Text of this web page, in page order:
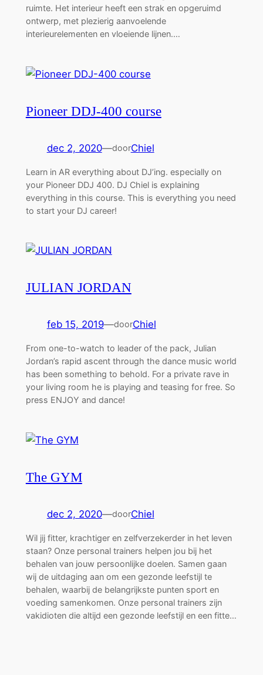
ruimte. Het interieur heeft een strak en opgeruimd
ontwerp, met plezierig aanvoelende
interieurelementen en vloeiende lijnen.…
Pioneer DDJ-400 course
dec 2, 2020—doorChiel
Learn in AR everything about DJ’ing. especially on
your Pioneer DDJ 400. DJ Chiel is explaining
everything in this course. This is everything you need
to start your DJ career!
JULIAN JORDAN
feb 15, 2019—doorChiel
From one-to-watch to leader of the pack, Julian
Jordan’s rapid ascent through the dance music world
has been something to behold. For a private rave in
your living room he is playing and teasing for free. So
press ENJOY and dance!
The GYM
dec 2, 2020—doorChiel
Wil jij fitter, krachtiger en zelfverzekerder in het leven
staan? Onze personal trainers helpen jou bij het
behalen van jouw persoonlijke doelen. Samen gaan
wij de uitdaging aan om een gezonde leefstijl te
behalen, waarbij de belangrijkste punten sport en
voeding samenkomen. Onze personal trainers zijn
vakidioten die altijd een gezonde leefstijl en een fitte…